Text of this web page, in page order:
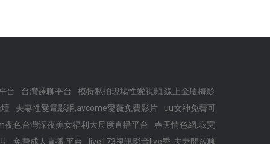
台 台灣裸聊平台
模特私拍現場性愛視頻,線上金瓶梅影
夫妻性愛電影網,avcome愛薇免費影片
uu女神免費可
夜色台灣深夜美女福利大尺度直播平台
春天情色網,寂寞
免費成人直播 平台 live173視訊影音live秀-夫妻開放聊